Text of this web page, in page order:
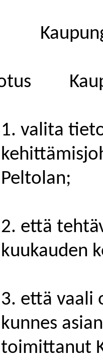
1. valita
Peltolan;
2. että
kuukauden
3. että vaali
kunnes
toimittanut